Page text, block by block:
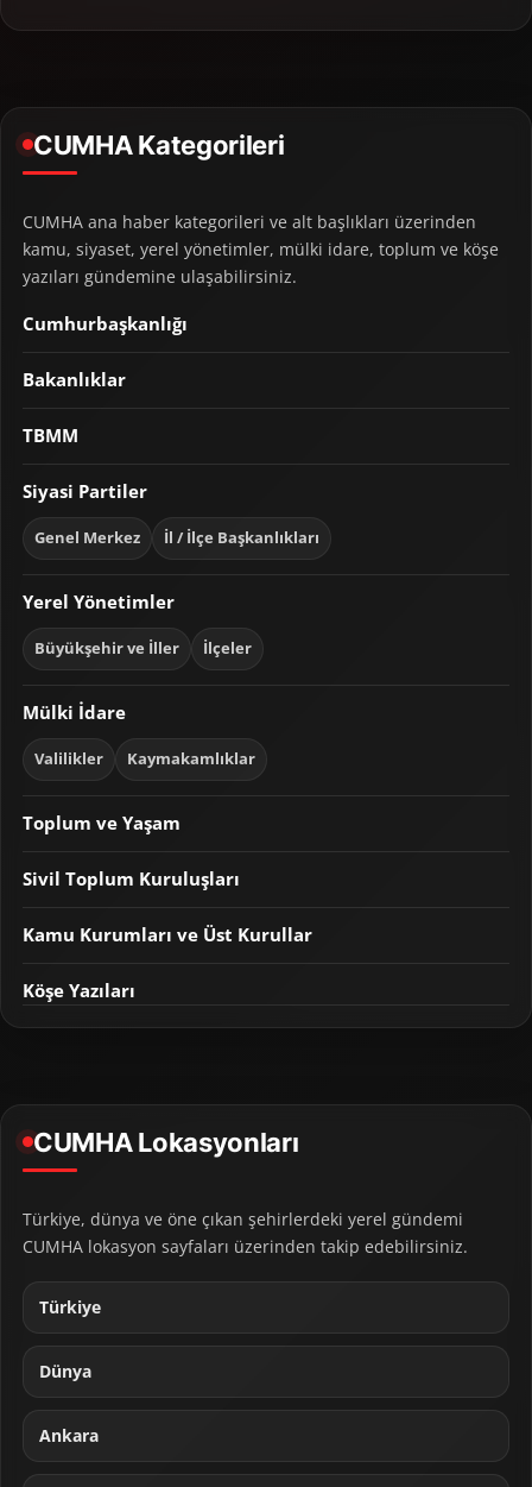
CUMHA Kategorileri
CUMHA ana haber kategorileri ve alt başlıkları üzerinden
kamu, siyaset, yerel yönetimler, mülki idare, toplum ve köşe
yazıları gündemine ulaşabilirsiniz.
Cumhurbaşkanlığı
Bakanlıklar
TBMM
Siyasi Partiler
Genel Merkez İl / İlçe Başkanlıkları
Yerel Yönetimler
Büyükşehir ve İller İlçeler
Mülki İdare
Valilikler Kaymakamlıklar
Toplum ve Yaşam
Sivil Toplum Kuruluşları
Kamu Kurumları ve Üst Kurullar
Köşe Yazıları
CUMHA Lokasyonları
Türkiye, dünya ve öne çıkan şehirlerdeki yerel gündemi
CUMHA lokasyon sayfaları üzerinden takip edebilirsiniz.
Türkiye
Dünya
Ankara